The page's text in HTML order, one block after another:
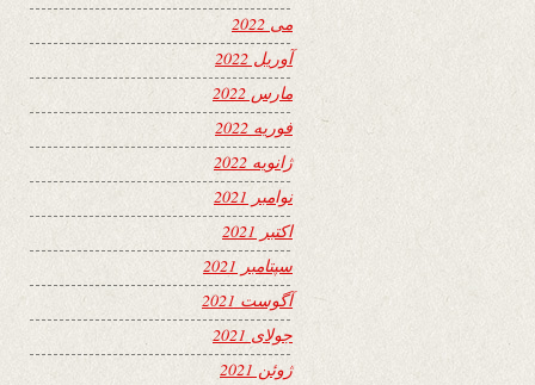
می 2022
آوریل 2022
مارس 2022
فوریه 2022
ژانویه 2022
نوامبر 2021
اکتبر 2021
سپتامبر 2021
آگوست 2021
جولای 2021
ژوئن 2021